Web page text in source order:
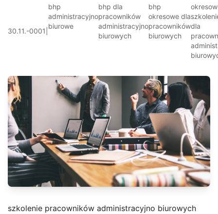
30.11.-0001
bhp
administracyjno
biurowe
bhp dla
pracowników
administracyjno
biurowych
bhp
okresowe dla
pracowników
biurowych
dla
szkolenie pracowników administracyjno biurowych